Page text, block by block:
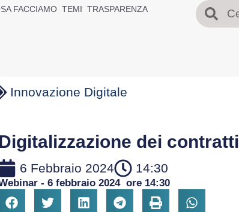
FACCIAMO TEMI TRASPARENZA
Innovazione Digitale
Digitalizzazione dei contratti
6 Febbraio 2024 14:30
- 6 febbraio 2024 ore 14:30